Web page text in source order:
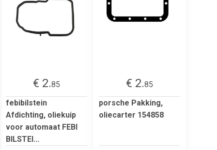
€ 2.85
febibilstein
Afdichting, oliekuip
voor automaat FEBI
BILSTEI...
€ 2.85
porsche Pakking,
oliecarter 154858